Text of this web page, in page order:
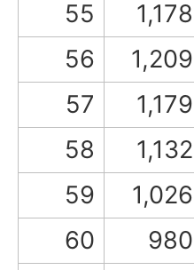
55 1,178
56
1,209
57
1,179
58
1,132
59
1,026
60
980